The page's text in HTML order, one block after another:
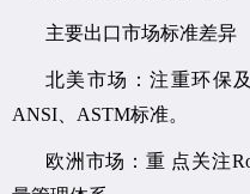
主要出口市场标准差异
北美市场：注重环保
ANSI、ASTM标准。
欧洲市场：重 点关注